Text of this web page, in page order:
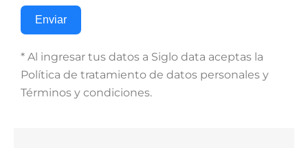
Enviar
* Al ingresar tus datos a Siglo data aceptas la
Política de tratamiento de datos personales y
Términos y condiciones.